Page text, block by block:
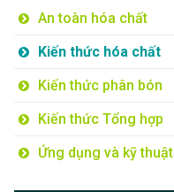
An toàn hóa chất
Kiến thức hóa chất
Kiến thức phân bón
Kiến thức Tổng hợp
Ứng dụng và kỹ thuật